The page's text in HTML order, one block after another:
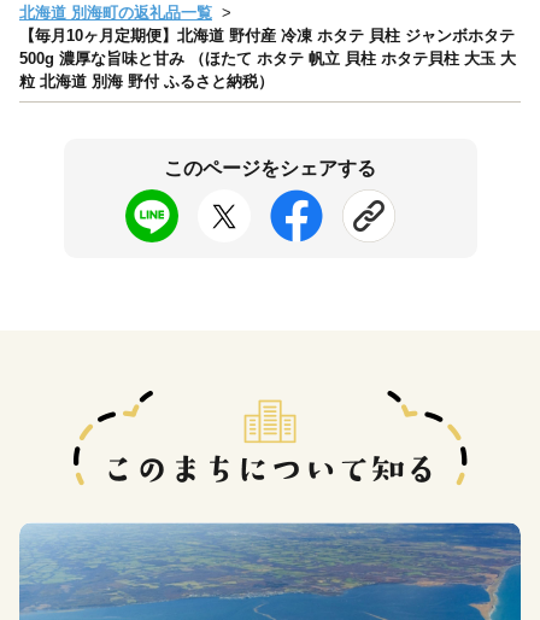
北海道 別海町の返礼品一覧
【毎月10ヶ月定期便】北海道 野付産 冷凍 ホタテ 貝柱 ジャンボホタテ
500g 濃厚な旨味と甘み （ほたて ホタテ 帆立 貝柱 ホタテ貝柱 大玉 大
粒 北海道 別海 野付 ふるさと納税）
このページをシェアする